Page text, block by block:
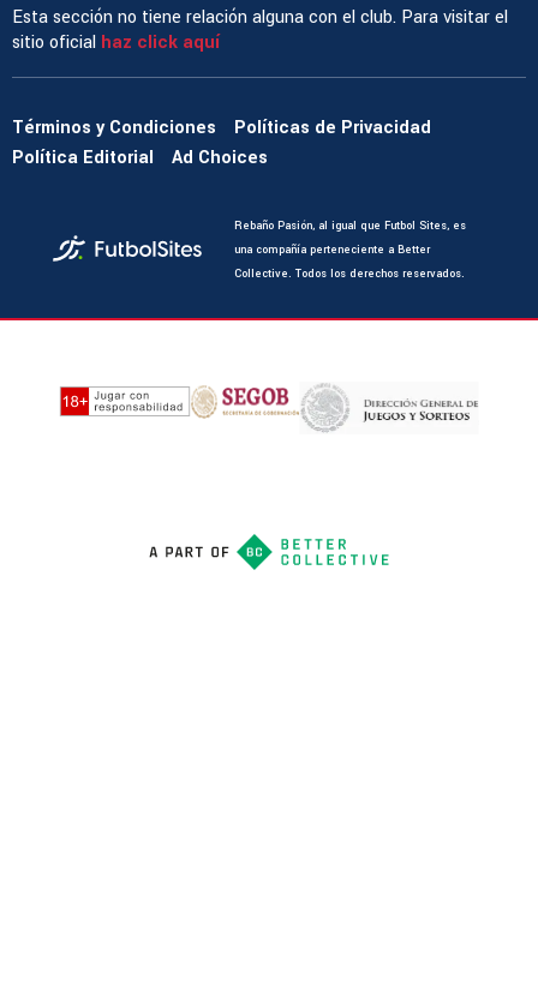
Esta sección no tiene relación alguna con el club. Para visitar el
sitio oficial haz click aquí
Términos y Condiciones
Políticas de Privacidad
Política Editorial
Ad Choices
Rebaño Pasión, al igual que Futbol Sites, es
una compañía perteneciente a Better
Collective. Todos los derechos reservados.